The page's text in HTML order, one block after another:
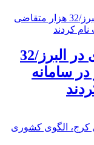
کاهش نرخ بیکاری در البرز/32
سامانه